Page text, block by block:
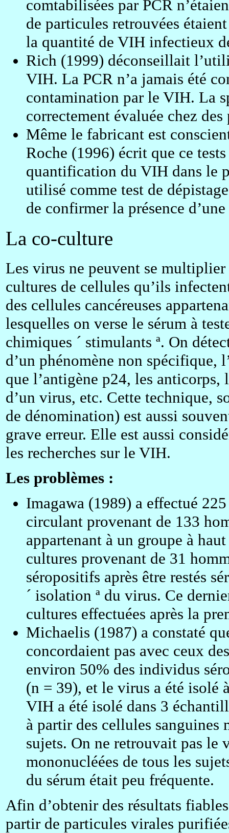
comtabilisées par PCR
de particules retrouvées
la quantité de VIH infectieux
Rich (1999) déconseillait
VIH. La PCR n’a jamais été
contamination par le VIH. La
correctement évaluée chez
Même le fabricant est
Roche (1996) écrit que ce
quantification du VIH dans le
utilisé comme test de
de confirmer la présence
La co-culture
Les virus ne peuvent se
cultures de cellules qu’ils
des cellules cancéreuses
lesquelles on verse le sérum à
chimiques ´ stimulants ª. On
d’un phénomène non spécifique,
que l’antigène p24, les
d’un virus, etc. Cette technique,
de dénomination) est aussi
grave erreur. Elle est aussi
les recherches sur le VIH.
Les problèmes :
Imagawa (1989) a effectué
circulant provenant de 133
appartenant à un groupe à
cultures provenant de 31
séropositifs après être restés
´ isolation ª du virus. Ce
cultures effectuées après la
Michaelis (1987) a constaté
concordaient pas avec ceux
environ 50% des individus
(n = 39), et le virus a été isolé
VIH a été isolé dans 3
à partir des cellules sanguines
sujets. On ne retrouvait pas le
mononucléées de tous les
du sérum était peu fréquente.
Afin d’obtenir des résultats
partir de particules virales